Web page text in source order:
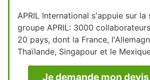
APRIL International s'appuie sur la
groupe APRIL: 3000
20 pays, dont la France,
Thaïlande, Singapour et le
Je demande mon